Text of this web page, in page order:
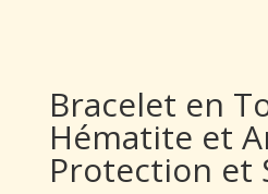
Bracelet en
Hématite et
Protection et